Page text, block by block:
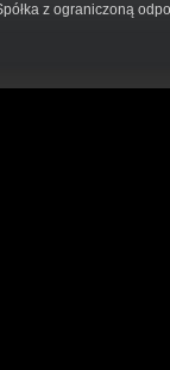
z ograniczoną